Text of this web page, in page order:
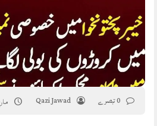
Qazi Jawad مارچ